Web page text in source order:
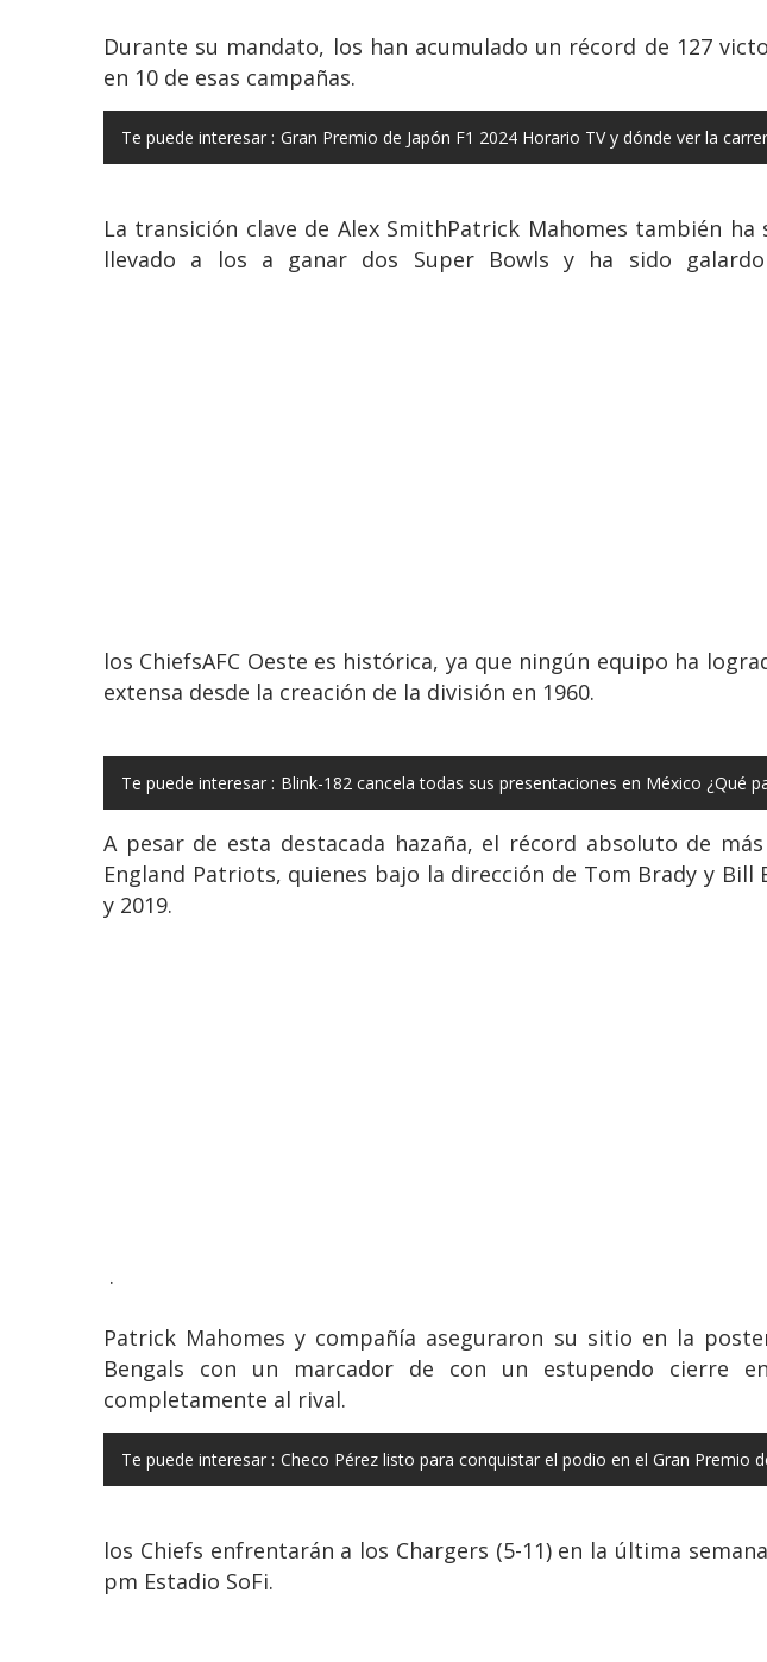
Durante su mandato, los han acumulado un récord de 127
en 10 de esas campañas.
Te puede interesar : Gran Premio de Japón F1 2024 Horario TV y dónde ver la
La transición clave de Alex SmithPatrick Mahomes también
llevado a los a ganar dos Super Bowls y ha sido
los ChiefsAFC Oeste es histórica, ya que ningún equipo ha
extensa desde la creación de la división en 1960.
Te puede interesar : Blink-182 cancela todas sus presentaciones en México ¿Qué
A pesar de esta destacada hazaña, el récord absoluto de
England Patriots, quienes bajo la dirección de Tom Brady y
y 2019.
.
Patrick Mahomes y compañía aseguraron su sitio en la
Bengals con un marcador de con un estupendo cierre
completamente al rival.
Te puede interesar : Checo Pérez listo para conquistar el podio en el Gran Premio
los Chiefs enfrentarán a los Chargers (5-11) en la última
pm Estadio SoFi.